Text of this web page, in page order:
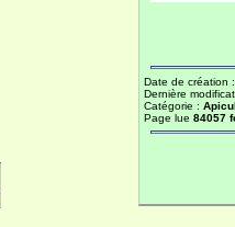
Date de création
Dernière
Catégorie :
Page lue 84057